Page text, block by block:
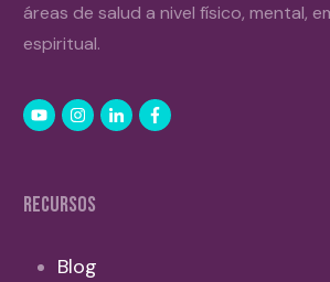
áreas de salud a nivel físico, mental,
espiritual.
RECURSOS
Blog